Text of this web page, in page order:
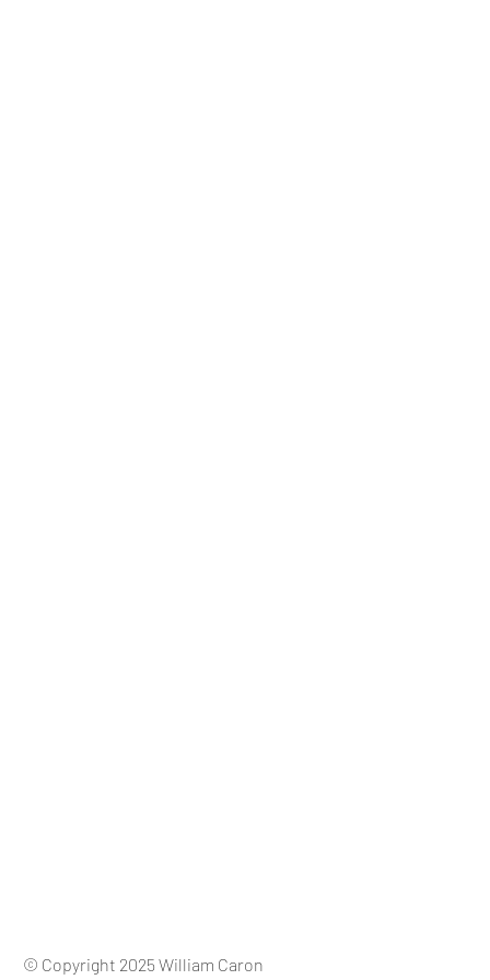
© Copyright 2025 William Caron